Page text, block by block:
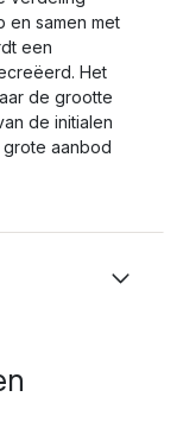
en samen met
een
Het
de grootte
de initialen
aanbod